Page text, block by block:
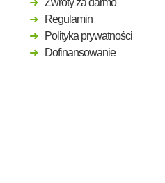
Regulamin
Polityka prywatności
Dofinansowanie